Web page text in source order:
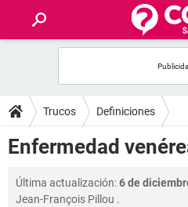
FOROS
SALUD
FAMILIA
Trucos Definiciones
Enfermedad
Última actualización:6 de
Jean-François Pillou .